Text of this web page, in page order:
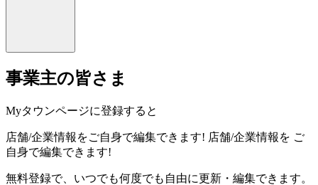
事業主の皆さま
Myタウンページに登録すると
店舗/企業情報をご自身で編集できます! 店舗/企業情報を ご
自身で編集できます!
無料登録で、いつでも何度でも自由に更新・編集できます。